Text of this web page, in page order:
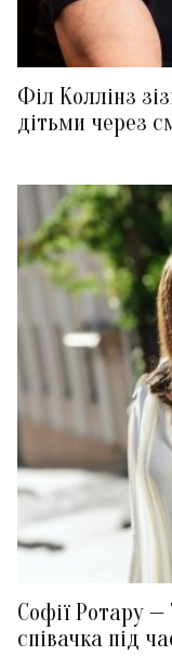
Філ Коллінз
дітьми через
Софії Ротару
співачка під